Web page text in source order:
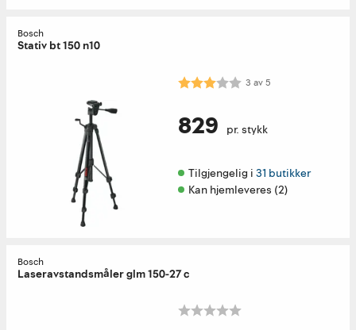
Bosch
Stativ bt 150 n10
Karakter: 3.0 av 5 mulige
3 av5
829 pr. stykk
Tilgjengelig i 31 butikker
Kan hjemleveres (2)
Bosch
Laseravstandsmåler glm 150-27 c